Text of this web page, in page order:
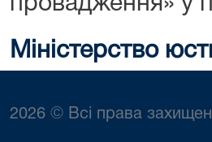
провадження» у
Міністерство
2026 © Всі права